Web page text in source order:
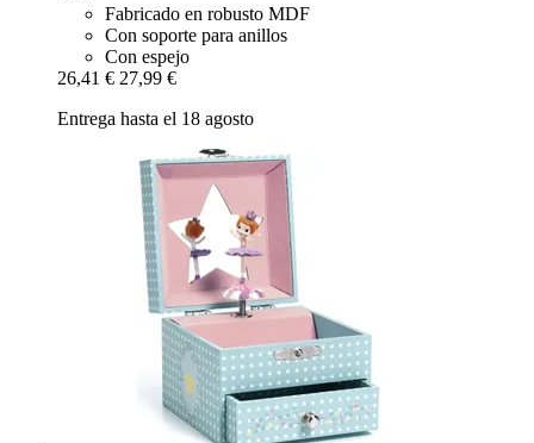
Fabricado en robusto MDF
Con soporte para anillos
Con espejo
26,41 € 27,99 €
Entrega hasta el 18 agosto